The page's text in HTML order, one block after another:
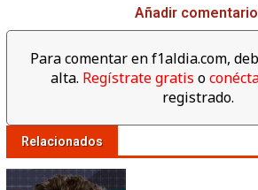
Añadir
Para comentar en f1aldia.com,
alta. Regístrate gratis o
registrado.
Relacionados